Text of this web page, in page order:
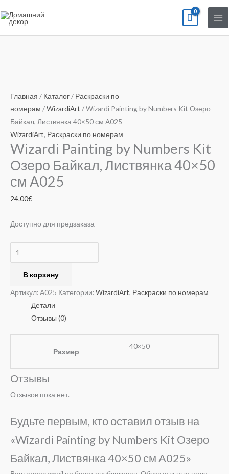
к
Главная / Каталог/ Раскраски по
номерам /WizardiArt / Wizardi Painting by Numbers Kit Озеро
Байкал, Листвянка 40×50 см A025
WizardiArt, Раскраски по номерам
Wizardi Painting by Numbers Kit
Озеро Байкал, Листвянка 40×50
см A025
24.00€
Доступно для предзаказа
Wizardi
Painting
by
Numbers
Kit
Озеро
Байкал,
Листвянка
40x50
A025
В корзину
Артикул:A025 Категории:WizardiArt, Раскраски по номерам
Детали
Отзывы (0)
Размер
40×50
Отзывы
Отзывов пока нет.
Будьте первым, кто оставил отзыв на
«Wizardi Painting by Numbers Kit Озеро
Байкал, Листвянка 40×50 см A025»